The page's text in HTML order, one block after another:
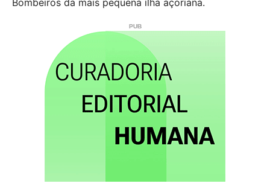
Bombeiros da mais pequena ilha açoriana.